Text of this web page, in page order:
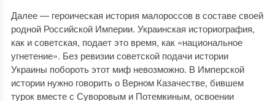
Далее — героическая история малороссов в составе своей
родной Российской Империи. Украинская историография,
как и советская, подает это время, как «национальное
угнетение». Без ревизии советской подачи истории
Украины побороть этот миф невозможно. В Имперской
истории нужно говорить о Верном Казачестве, бившем
турок вместе с Суворовым и Потемкиным, освоении